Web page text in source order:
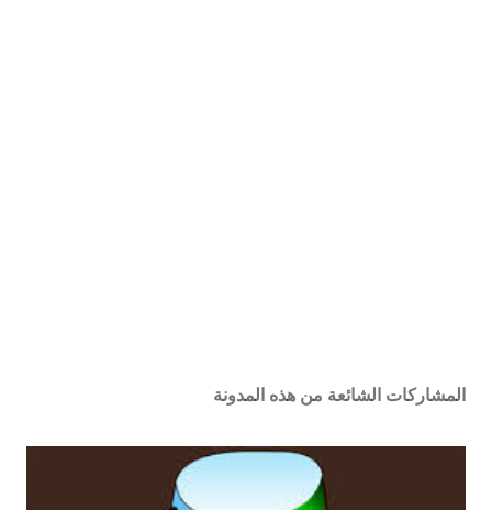
المشاركات الشائعة من هذه المدونة